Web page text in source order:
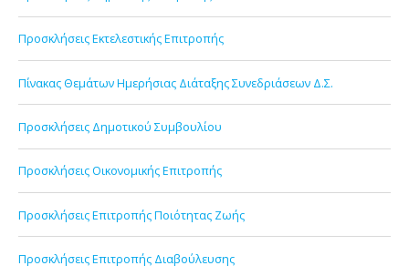
Προσκλήσεις Εκτελεστικής Επιτροπής
Πίνακας Θεμάτων Ημερήσιας Διάταξης Συνεδριάσεων Δ.Σ.
Προσκλήσεις Δημοτικού Συμβουλίου
Προσκλήσεις Οικονομικής Επιτροπής
Προσκλήσεις Επιτροπής Ποιότητας Ζωής
Προσκλήσεις Επιτροπής Διαβούλευσης